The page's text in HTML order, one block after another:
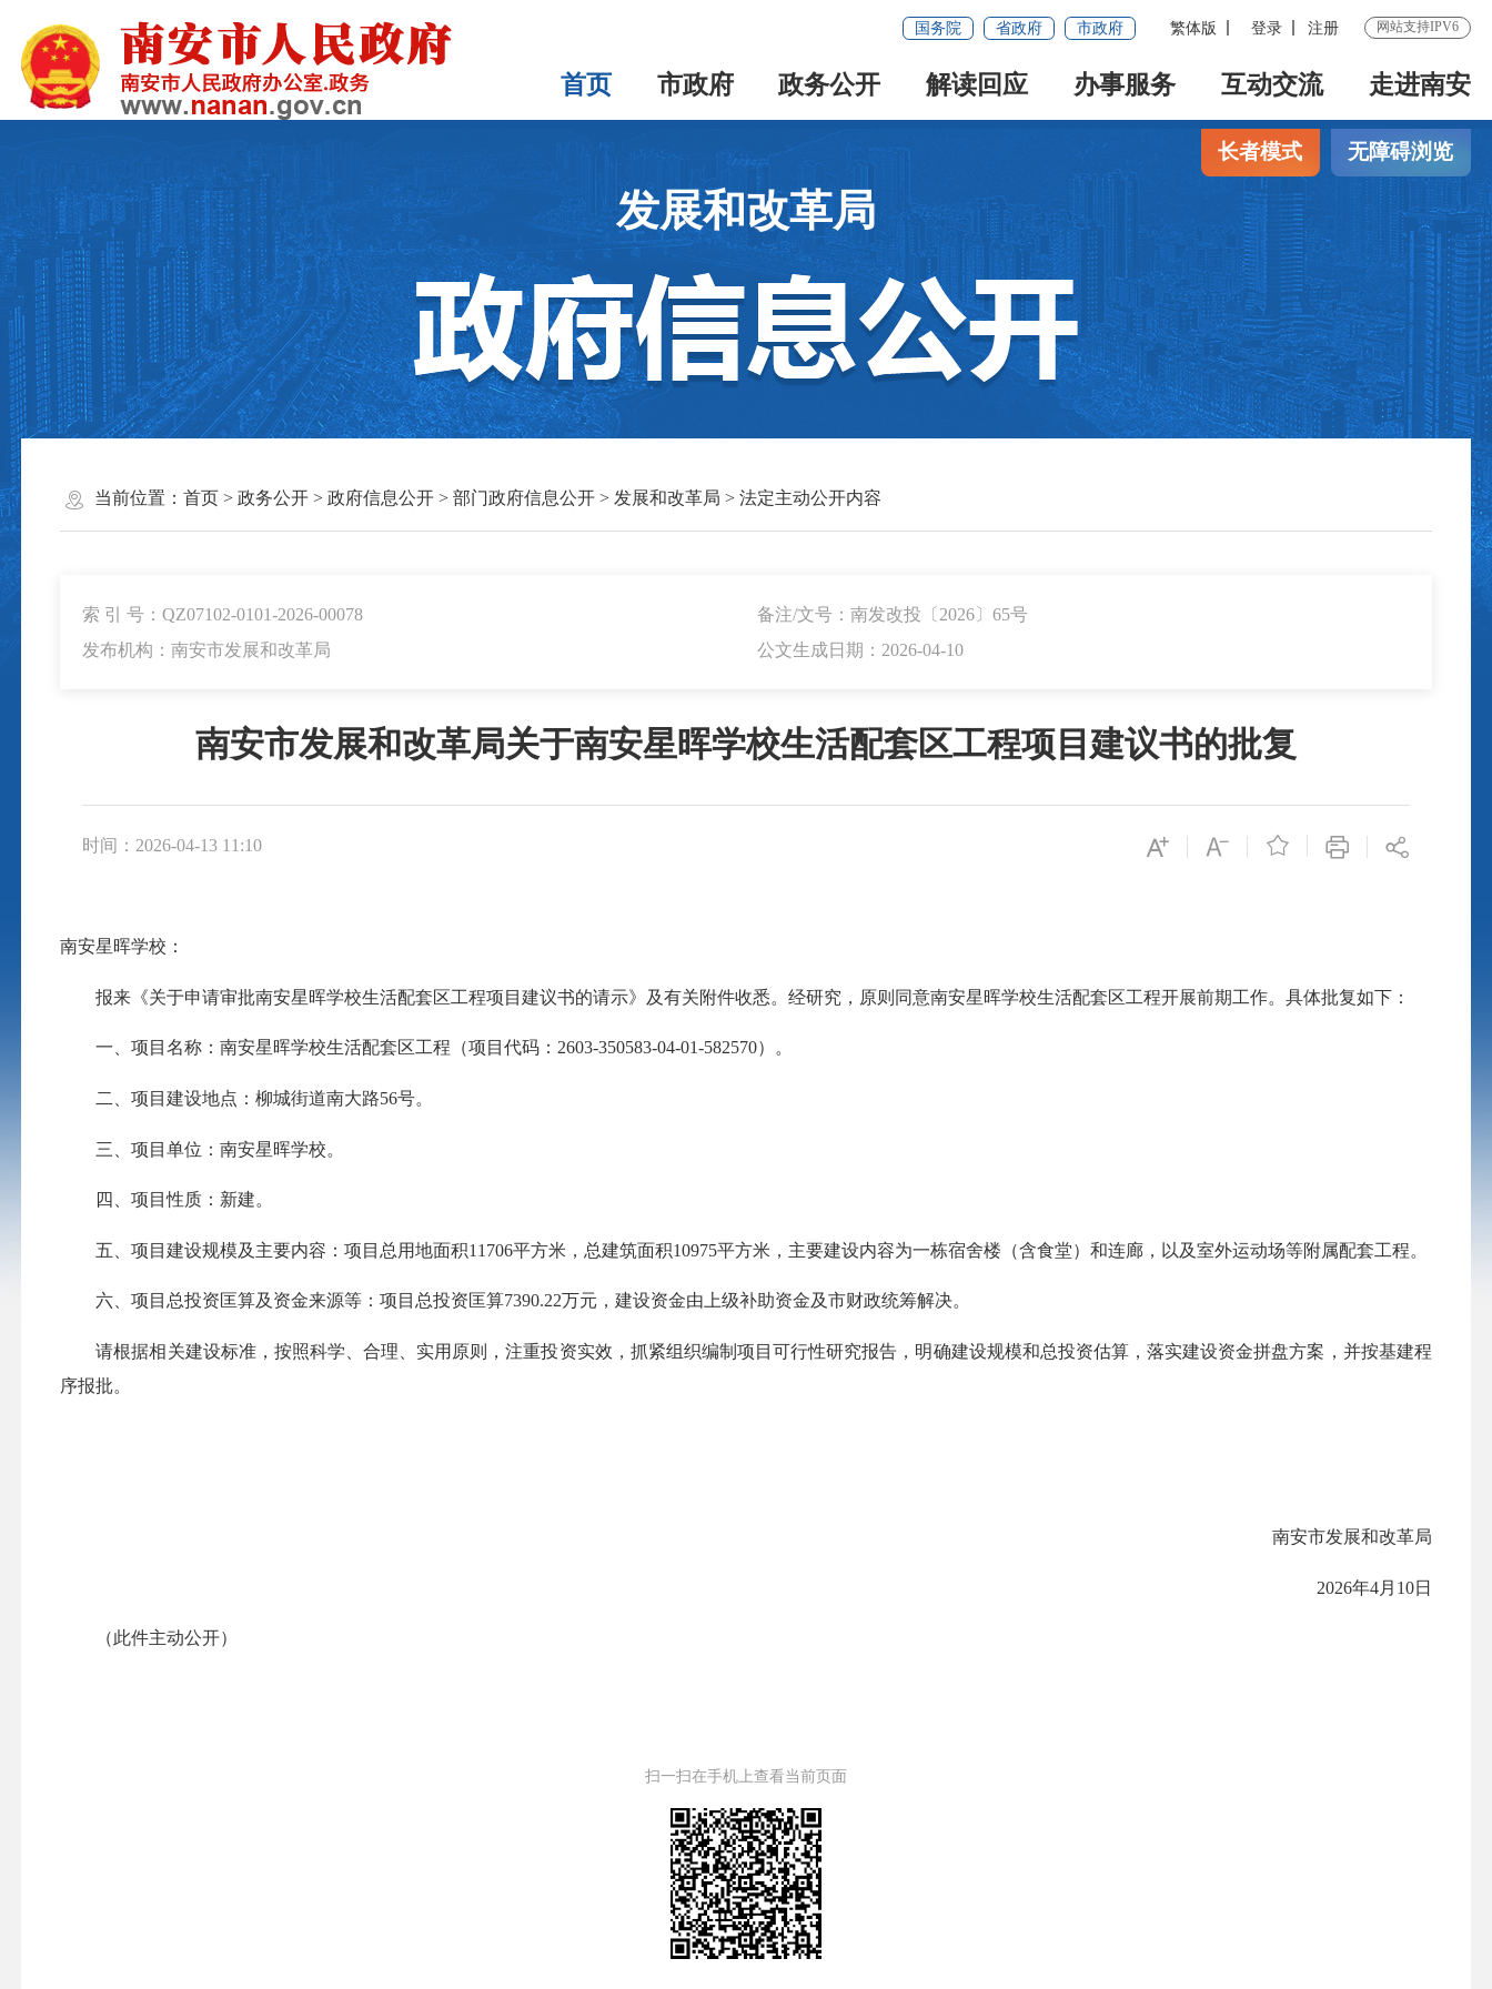
国务院 省政府 市政府 繁体版 登录 注册 网站支持IPV6
首页 市政府 政务公开 解读回应 办事服务 互动交流 走进南安
长者模式 无障碍浏览
发展和改革局
当前位置： 首页> 政务公开> 政府信息公开> 部门政府信息公开> 发展和改革局 > 法定主动公开内容
索 引 号：QZ07102-0101-2026-00078
备注/文号：南发改投〔2026〕65号
发布机构：南安市发展和改革局
公文生成日期：2026-04-10
南安市发展和改革局关于南安星晖学校生活配套区工程项目建议书的批复
时间：2026-04-13 11:10 
南安星晖学校：
报来《关于申请审批南安星晖学校生活配套区工程项目建议书的请示》及有关附件收悉。经研究，原则同意南安星晖学校生活配套区工程开展前期工作。具体批复如下：
一、项目名称：南安星晖学校生活配套区工程（项目代码：2603-350583-04-01-582570）。
二、项目建设地点：柳城街道南大路56号。
三、项目单位：南安星晖学校。
四、项目性质：新建。
五、项目建设规模及主要内容：项目总用地面积11706平方米，总建筑面积10975平方米，主要建设内容为一栋宿舍楼（含食堂）和连廊，以及室外运动场等附属配套工程。
六、项目总投资匡算及资金来源等：项目总投资匡算7390.22万元，建设资金由上级补助资金及市财政统筹解决。
请根据相关建设标准，按照科学、合理、实用原则，注重投资实效，抓紧组织编制项目可行性研究报告，明确建设规模和总投资估算，落实建设资金拼盘方案，并按基建程
序报批。
南安市发展和改革局
2026年4月10日
（此件主动公开）
扫一扫在手机上查看当前页面